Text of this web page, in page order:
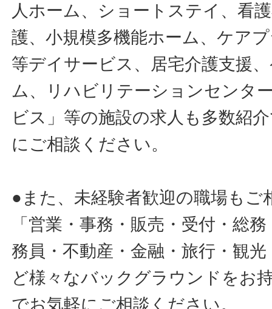
人ホーム、ショートステイ、看
護、小規模多機能ホーム、ケア
等デイサービス、居宅介護支援
ム、リハビリテーションセンタ
ビス」等の施設の求人も多数紹
にご相談ください。
●また、未経験者歓迎の職場もご
「営業・事務・販売・受付・総
務員・不動産・金融・旅行・観
ど様々なバックグラウンドをお
でお気軽にご相談ください。